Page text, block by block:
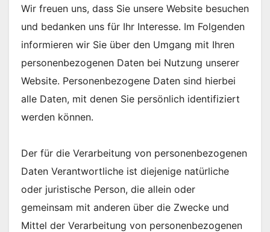
Wir freuen uns, dass Sie unsere Website besuchen
und bedanken uns für Ihr Interesse. Im Folgenden
informieren wir Sie über den Umgang mit Ihren
personenbezogenen Daten bei Nutzung unserer
Website. Personenbezogene Daten sind hierbei
alle Daten, mit denen Sie persönlich identifiziert
werden können.
Der für die Verarbeitung von personenbezogenen
Daten Verantwortliche ist diejenige natürliche
oder juristische Person, die allein oder
gemeinsam mit anderen über die Zwecke und
Mittel der Verarbeitung von personenbezogenen